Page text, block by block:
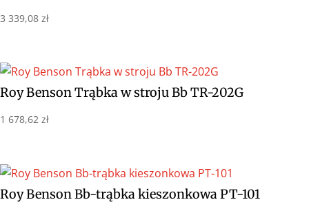
3 339,08 zł
Roy Benson Trąbka w stroju Bb TR-202G
1 678,62 zł
Roy Benson Bb-trąbka kieszonkowa PT-101